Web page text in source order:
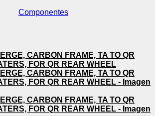
Componentes